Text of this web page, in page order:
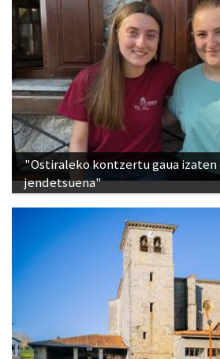
"Ostiraleko kontzertu gaua izaten
jendetsuena"